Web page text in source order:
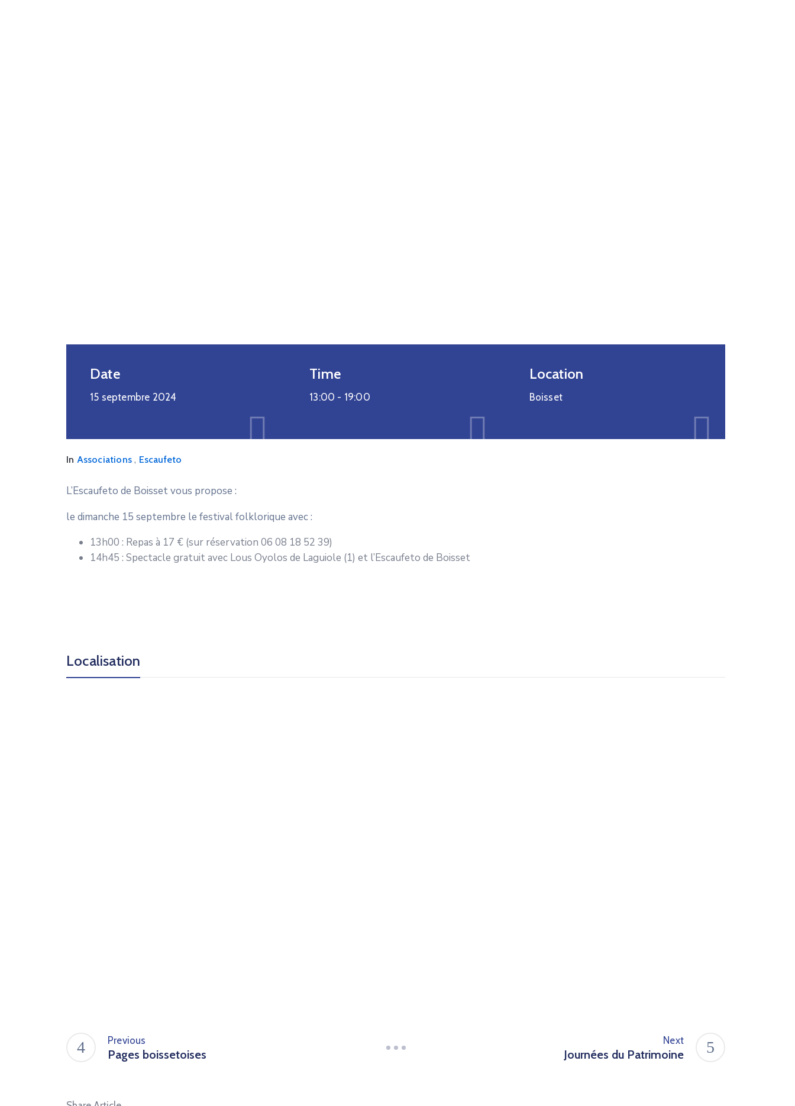
Date
15 septembre 2024
Time
13:00 - 19:00
Location
Boisset
In Associations , Escaufeto
L’Escaufeto de Boisset vous propose :
le dimanche 15 septembre le festival folklorique avec :
13h00 : Repas à 17 € (sur réservation 06 08 18 52 39)
14h45 : Spectacle gratuit avec Lous Oyolos de Laguiole (1) et l’Escaufeto de Boisset
Localisation
Previous
Pages boissetoises
Next
Journées du Patrimoine